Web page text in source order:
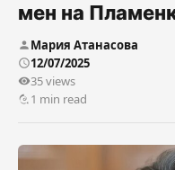
мен на
Мария Атанасова
12/07/2025
35 views
1 min read